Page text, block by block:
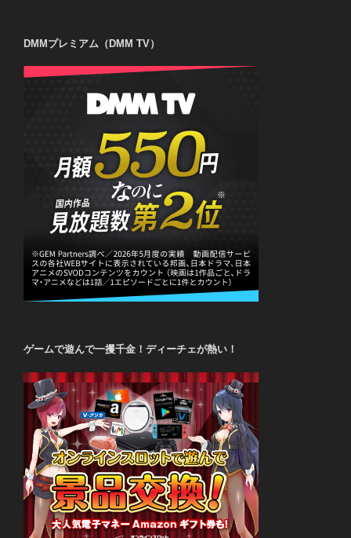
DMMプレミアム（DMM TV）
ゲームで遊んで一攫千金！ディーチェが熱い！